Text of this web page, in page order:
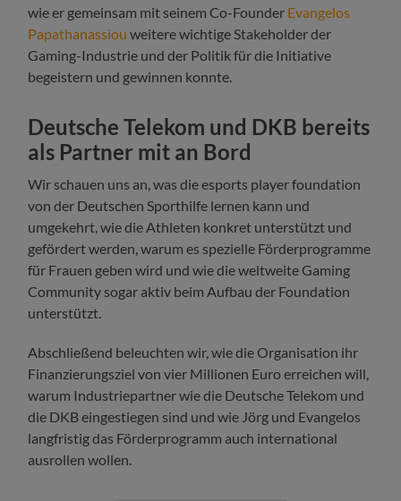
wie er gemeinsam mit seinem Co-Founder Evangelos
Papathanassiou weitere wichtige Stakeholder der
Gaming-Industrie und der Politik für die Initiative
begeistern und gewinnen konnte.
Deutsche Telekom und DKB bereits
als Partner mit an Bord
Wir schauen uns an, was die esports player foundation
von der Deutschen Sporthilfe lernen kann und
umgekehrt, wie die Athleten konkret unterstützt und
gefördert werden, warum es spezielle Förderprogramme
für Frauen geben wird und wie die weltweite Gaming
Community sogar aktiv beim Aufbau der Foundation
unterstützt.
Abschließend beleuchten wir, wie die Organisation ihr
Finanzierungsziel von vier Millionen Euro erreichen will,
warum Industriepartner wie die Deutsche Telekom und
die DKB eingestiegen sind und wie Jörg und Evangelos
langfristig das Förderprogramm auch international
ausrollen wollen.